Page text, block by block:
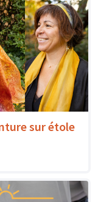
sur étole